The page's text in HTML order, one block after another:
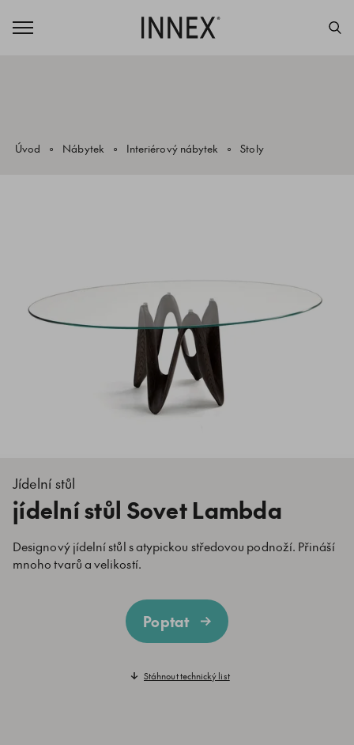
Úvod Nábytek Interiérový nábytek Stoly
Jídelní stůl
jídelní stůl Sovet Lambda
Designový jídelní stůl s atypickou středovou podnoží. Přináší
mnoho tvarů a velikostí.
Poptat
Stáhnout technický list